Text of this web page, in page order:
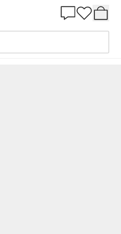
utifrån NCS 5540-B90G